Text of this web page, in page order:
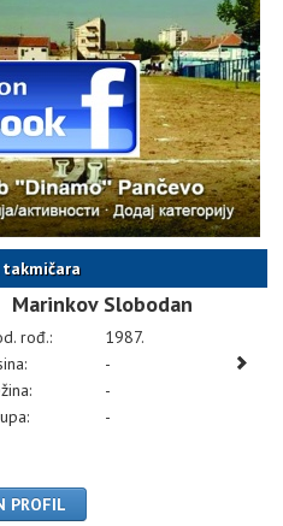
Marinkov Slobodan
rođ.:
1987.
-
-
-
PROFIL